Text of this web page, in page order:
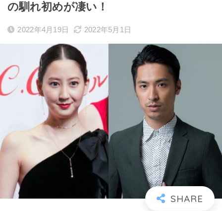
の馴れ初めが凄い！
2022年4月19日 2022年5月1日